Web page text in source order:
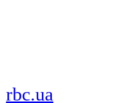
rbc.ua